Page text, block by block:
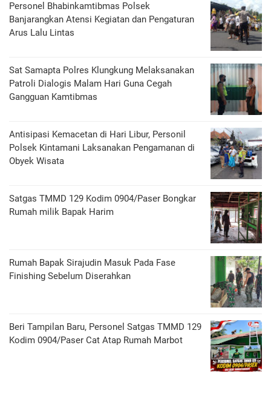
Personel Bhabinkamtibmas Polsek
Banjarangkan Atensi Kegiatan dan Pengaturan
Arus Lalu Lintas
Sat Samapta Polres Klungkung Melaksanakan
Patroli Dialogis Malam Hari Guna Cegah
Gangguan Kamtibmas
Antisipasi Kemacetan di Hari Libur, Personil
Polsek Kintamani Laksanakan Pengamanan di
Obyek Wisata
Satgas TMMD 129 Kodim 0904/Paser Bongkar
Rumah milik Bapak Harim
Rumah Bapak Sirajudin Masuk Pada Fase
Finishing Sebelum Diserahkan
Beri Tampilan Baru, Personel Satgas TMMD 129
Kodim 0904/Paser Cat Atap Rumah Marbot